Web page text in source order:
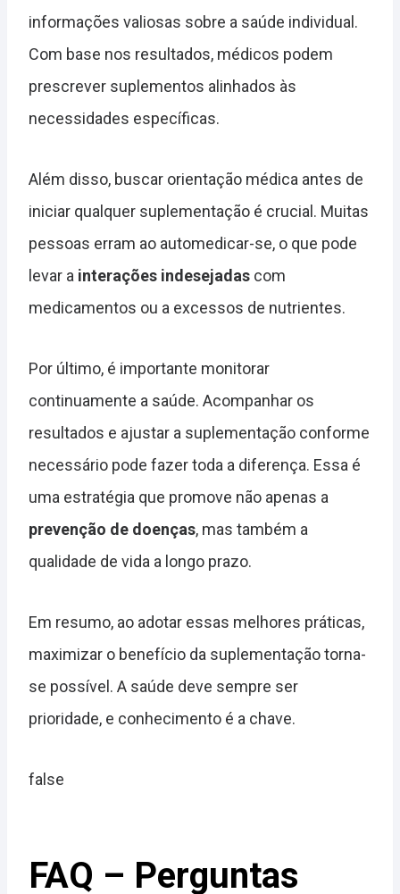
informações valiosas sobre a saúde individual.
Com base nos resultados, médicos podem
prescrever suplementos alinhados às
necessidades específicas.
Além disso, buscar orientação médica antes de
iniciar qualquer suplementação é crucial. Muitas
pessoas erram ao automedicar-se, o que pode
levar a interações indesejadas com
medicamentos ou a excessos de nutrientes.
Por último, é importante monitorar
continuamente a saúde. Acompanhar os
resultados e ajustar a suplementação conforme
necessário pode fazer toda a diferença. Essa é
uma estratégia que promove não apenas a
prevenção de doenças, mas também a
qualidade de vida a longo prazo.
Em resumo, ao adotar essas melhores práticas,
maximizar o benefício da suplementação torna-
se possível. A saúde deve sempre ser
prioridade, e conhecimento é a chave.
false
FAQ – Perguntas